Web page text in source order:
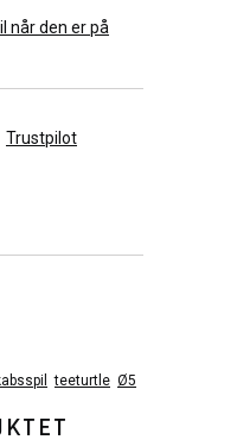
når den er på
Trustpilot
teeturtle Ø5